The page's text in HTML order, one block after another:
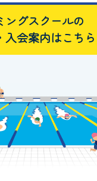
ングスクールの
入会案内はこちら